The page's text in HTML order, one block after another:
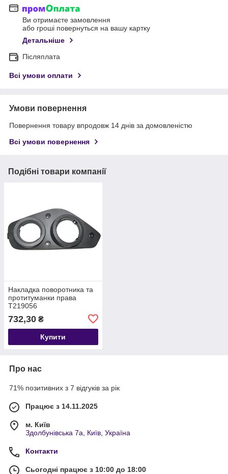
Ви отримаєте замовлення
або гроші повернуться на вашу картку
Детальніше
Післяплата
Всі умови оплати
Умови повернення
Повернення товару впродовж 14 днів за домовленістю
Всі умови повернення
Подібні товари компанії
Накладка поворотника та
протитуманки права
T219056
732,30 ₴
Купити
Про нас
71% позитивних з 7 відгуків за рік
Працює з 14.11.2025
м. Київ
Здолбунівська 7а, Київ, Україна
Контакти
Сьогодні працює з 10:00 до 18:00